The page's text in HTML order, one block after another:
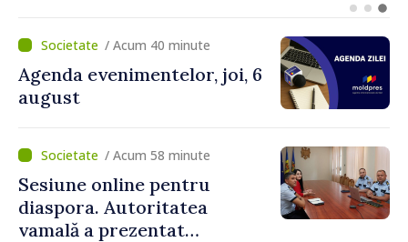
/ Acum 40 minute
Agenda evenimentelor, joi, 6
august
/ Acum 58 minute
Sesiune online pentru
diaspora. Autoritatea
vamală a prezentat